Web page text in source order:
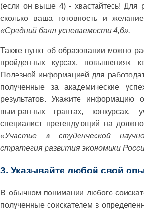
(если он выше 4) - хвастайтесь! Для
сколько ваша готовность и
«Средний балл успеваемости 4,6».
Также пункт об образовании можно
пройденных курсах, повышениях
Полезной информацией для
полученные за академические
результатов. Укажите информацию
выигранных грантах, конкурсах,
специалист претендующий на
«Участие в студенческой
стратегия развития экономики
3. Указывайте любой свой
В обычном понимании любого
полученные соискателем в